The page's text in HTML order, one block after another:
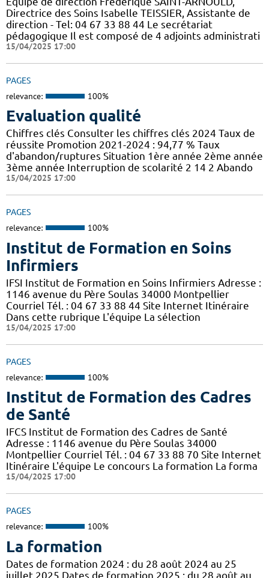
Directrice des Soins Isabelle TEISSIER, Assistante de
direction - Tel: 04 67 33 88 44 Le secrétariat
pédagogique Il est composé de 4 adjoints administrati
15/04/2025 17:00
PAGES
relevance: 100%
Evaluation qualité
Chiffres clés Consulter les chiffres clés 2024 Taux de
réussite Promotion 2021-2024 : 94,77 % Taux
d'abandon/ruptures Situation 1ère année 2ème année
3ème année Interruption de scolarité 2 14 2 Abando
15/04/2025 17:00
PAGES
relevance: 100%
Institut de Formation en Soins
Infirmiers
IFSI Institut de Formation en Soins Infirmiers Adresse :
1146 avenue du Père Soulas 34000 Montpellier
Courriel Tél. : 04 67 33 88 44 Site Internet Itinéraire
Dans cette rubrique L'équipe La sélection
15/04/2025 17:00
PAGES
relevance: 100%
Institut de Formation des Cadres
de Santé
IFCS Institut de Formation des Cadres de Santé
Adresse : 1146 avenue du Père Soulas 34000
Montpellier Courriel Tél. : 04 67 33 88 70 Site Internet
Itinéraire L'équipe Le concours La formation La forma
15/04/2025 17:00
PAGES
relevance: 100%
La formation
Dates de formation 2024 : du 28 août 2024 au 25
juillet 2025 Dates de formation 2025 : du 28 août au